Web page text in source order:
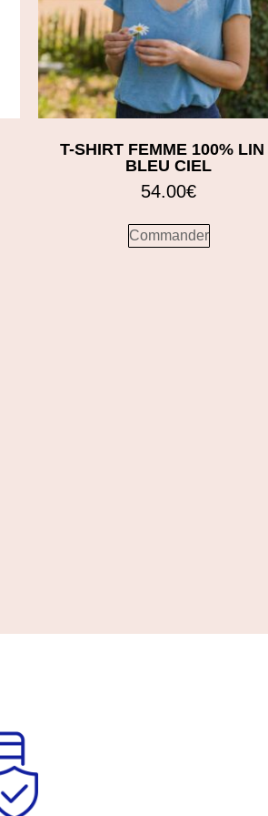
T-SHIRT FEMME 100% LIN
BLEU CIEL
54.00€
Commander